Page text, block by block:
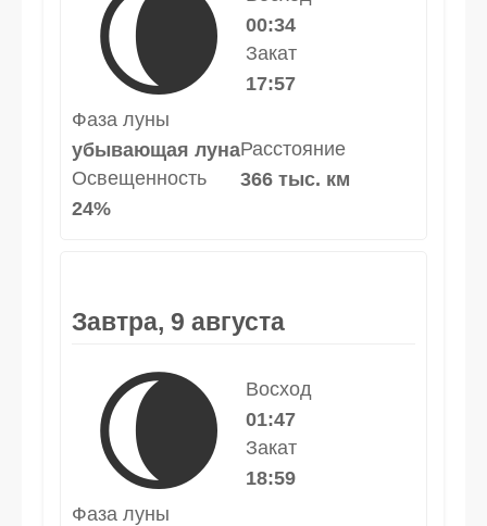
🌘
00:34
Закат
17:57
Фаза луны
убывающая луна
Освещенность
24%
Расстояние
366 тыс. км
Завтра, 9 августа
🌘
Восход
01:47
Закат
18:59
Фаза луны